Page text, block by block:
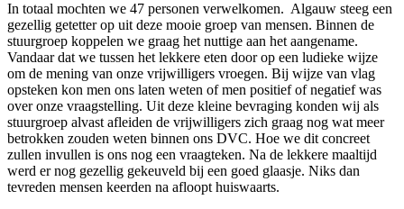
In totaal mochten we 47 personen verwelkomen. Algauw steeg een
gezellig getetter op uit deze mooie groep van mensen. Binnen de
stuurgroep koppelen we graag het nuttige aan het aangename.
Vandaar dat we tussen het lekkere eten door op een ludieke wijze
om de mening van onze vrijwilligers vroegen. Bij wijze van vlag
opsteken kon men ons laten weten of men positief of negatief was
over onze vraagstelling. Uit deze kleine bevraging konden wij als
stuurgroep alvast afleiden de vrijwilligers zich graag nog wat meer
betrokken zouden weten binnen ons DVC. Hoe we dit concreet
zullen invullen is ons nog een vraagteken. Na de lekkere maaltijd
werd er nog gezellig gekeuveld bij een goed glaasje. Niks dan
tevreden mensen keerden na afloopt huiswaarts.